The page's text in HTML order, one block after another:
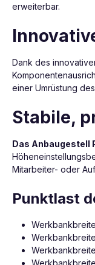
erweiterbar.
Dank des
einer Umrüstung
Stabile,
Das Anbaugestell
Mitarbeiter- oder
Punktlast